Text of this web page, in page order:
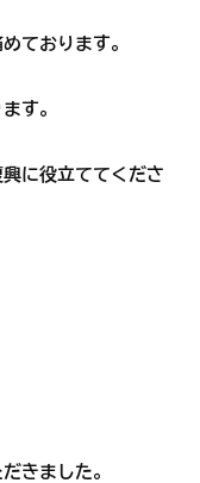
ております。
す。
に役立ててくださ
きました。